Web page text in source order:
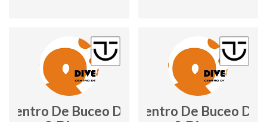
Centro De Buceo Dive
Centro De Buceo